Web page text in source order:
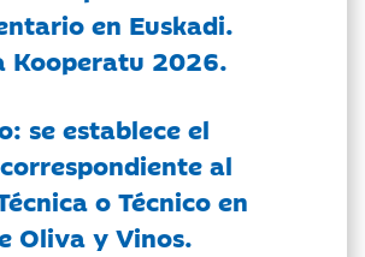
en Euskadi.
Kooperatu 2026.
se establece el
al
o Técnico en
Oliva y Vinos.